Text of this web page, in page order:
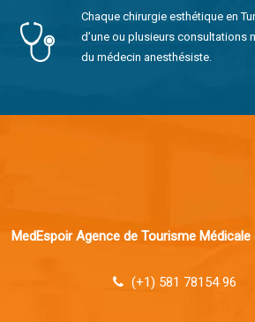
Chaque chirurgie esthétique en
d’une ou plusieurs consultations
du médecin anesthésiste.
MedEspoir Agence de Tourisme Médicale
(+1) 581 78154 96